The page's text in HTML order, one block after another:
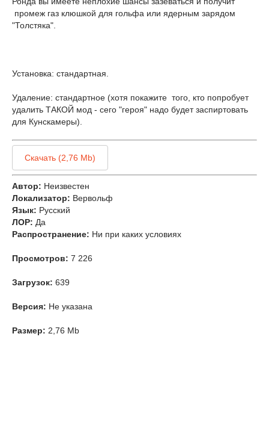
промеж газ клюшкой для гольфа или ядерным зарядом
"Толстяка".
Установка: стандартная.
Удаление: стандартное (хотя покажите того, кто попробует
удалить ТАКОЙ мод - сего "героя" надо будет заспиртовать
для Кунскамеры).
Скачать (2,76 Mb)
Автор: Неизвестен
Локализатор: Вервольф
Язык: Русский
ЛОР: Да
Распространение: Ни при каких условиях
Просмотров: 7 226
Загрузок: 639
Версия: Не указана
Размер: 2,76 Mb